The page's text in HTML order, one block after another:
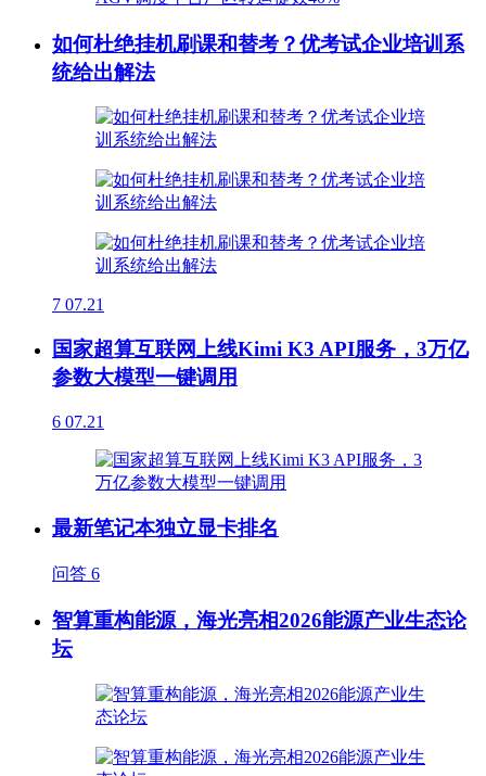
如何杜绝挂机刷课和替考？优考试企业培训系
统给出解法
7 07.21
国家超算互联网上线Kimi K3 API服务，3万亿
参数大模型一键调用
6 07.21
最新笔记本独立显卡排名
问答 6
智算重构能源，海光亮相2026能源产业生态论
坛